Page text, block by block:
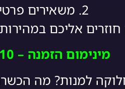
2. משאירים
מינימום הזמנה – 10 מנות
למנות? מה